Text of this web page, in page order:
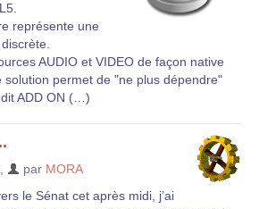
représente une
AUDIO et VIDEO de façon native
solution permet de "ne plus dépendre"
ADD ON (…)
par MORA
le Sénat cet après midi, j’ai